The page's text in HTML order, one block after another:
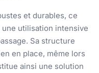
et durables, ce
utilisation intensive
Sa structure
en place, même lors
ainsi une solution